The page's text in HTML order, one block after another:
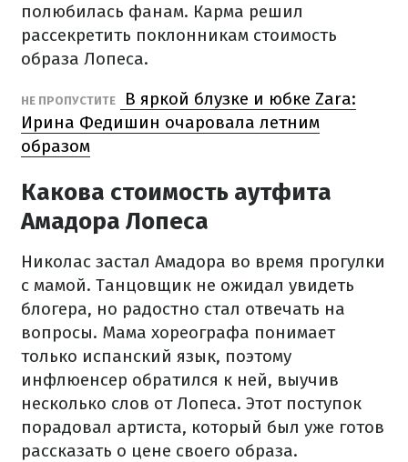
полюбилась фанам. Карма решил
рассекретить поклонникам стоимость
образа Лопеса.
НЕ ПРОПУСТИТЕ
В яркой блузке и юбке Zara:
Ирина Федишин очаровала летним
образом
Какова стоимость аутфита
Амадора Лопеса
Николас застал Амадора во время прогулки
с мамой. Танцовщик не ожидал увидеть
блогера, но радостно стал отвечать на
вопросы. Мама хореографа понимает
только испанский язык, поэтому
инфлюенсер обратился к ней, выучив
несколько слов от Лопеса. Этот поступок
порадовал артиста, который был уже готов
рассказать о цене своего образа.